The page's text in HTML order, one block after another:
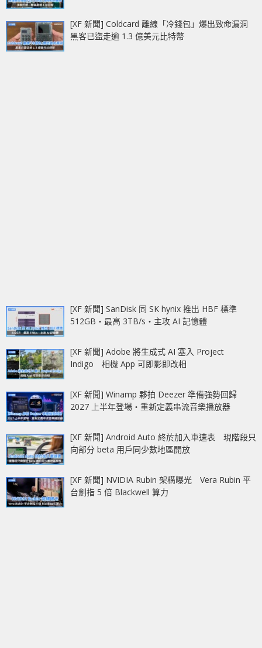
[XF 新聞] Coldcard 離線「冷錢包」爆出致命漏洞
黑客已盜走逾 1.3 億美元比特幣
[XF 新聞] SanDisk 同 SK hynix 推出 HBF 標準
512GB‧最高 3TB/s‧主攻 AI 記憶體
[XF 新聞] Adobe 將生成式 AI 塞入 Project
Indigo 相機 App 可即影即改相
[XF 新聞] Winamp 夥拍 Deezer 準備強勢回歸
2027 上半年登場‧重新定義串流音樂播放器
[XF 新聞] Android Auto 終於加入車速表 現階段只
向部分 beta 用戶同少數地區開放
[XF 新聞] NVIDIA Rubin 架構曝光 Vera Rubin 平
台劍指 5 倍 Blackwell 算力